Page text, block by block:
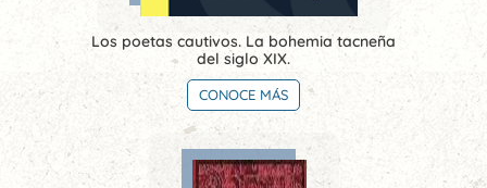
Los poetas cautivos. La bohemia tacneña
del siglo XIX.
CONOCE MÁS